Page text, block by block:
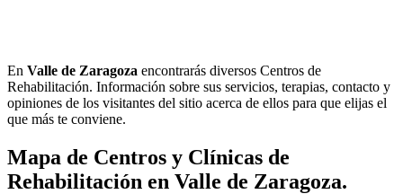
En Valle de Zaragoza encontrarás diversos Centros de
Rehabilitación. Información sobre sus servicios, terapias, contacto y
opiniones de los visitantes del sitio acerca de ellos para que elijas el
que más te conviene.
Mapa de Centros y Clínicas de
Rehabilitación en Valle de Zaragoza.